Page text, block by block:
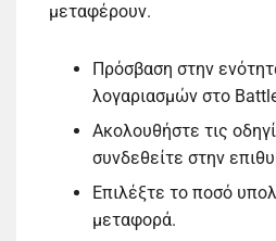
μεταφέρουν.
Πρόσβαση στην
λογαριασμών στο
Ακολουθήστε τις
συνδεθείτε στην
Επιλέξτε το ποσό
μεταφορά.